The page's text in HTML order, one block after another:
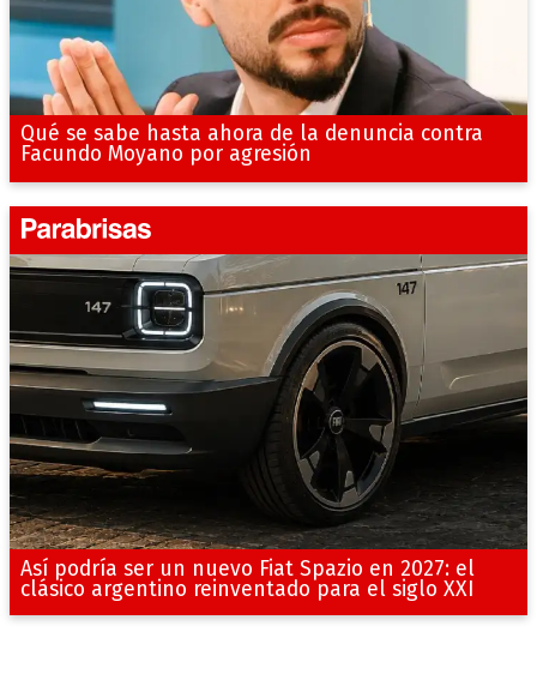
Qué se sabe hasta ahora de la denuncia contra
Facundo Moyano por agresión
Así podría ser un nuevo Fiat Spazio en 2027: el
clásico argentino reinventado para el siglo XXI